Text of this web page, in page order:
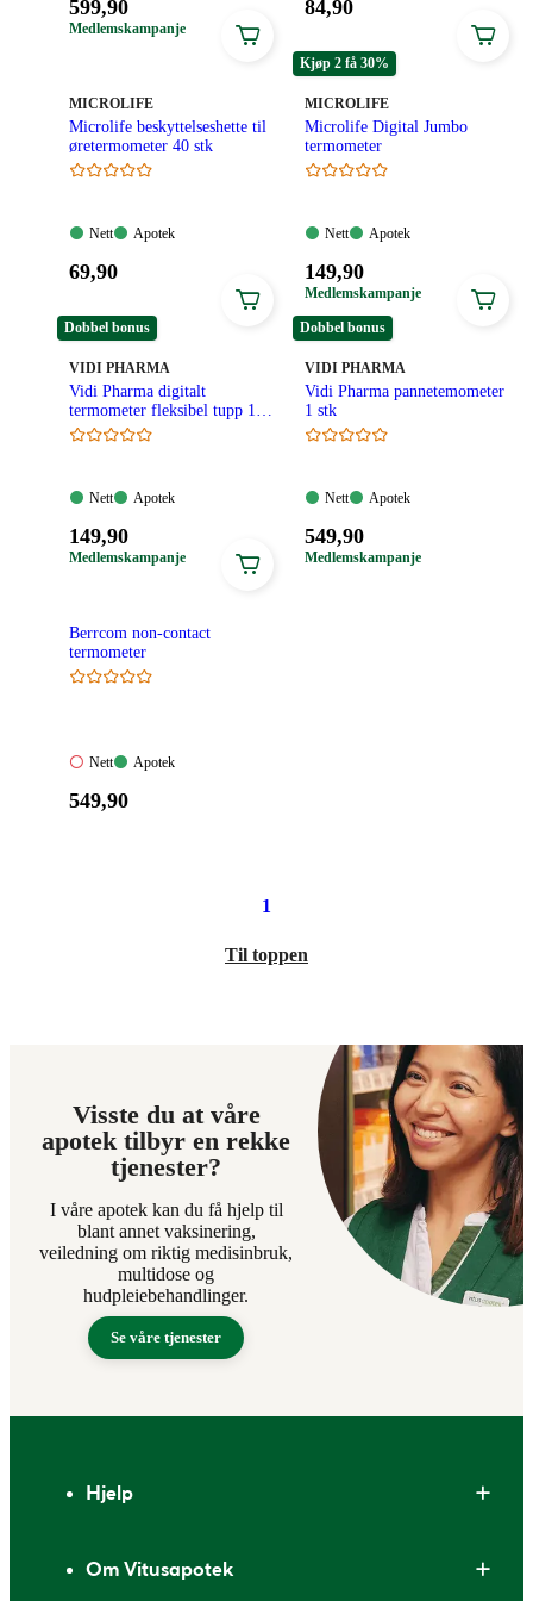
Pris:
599,90
599,90
Medlemskampanje
Pris:
kroner.
84,90
MERKE:
MICROLIFE
Microlife beskyttelseshette til
øretermometer 40 stk
Nett:
Nett
Apotek:
Apotek
Pris:
kroner.
69,90
Kjøp 2 få 30%
MERKE:
MICROLIFE
Microlife Digital Jumbo
termometer
Nett:
Nett
Apotek:
Apotek
Pris:
149,90
kroner.
149,90
Medlemskampanje
Dobbel bonus
MERKE:
VIDI PHARMA
Vidi Pharma digitalt
termometer fleksibel tupp 1
stk
Nett:
Nett
Apotek:
Apotek
Pris:
149,90
149,90
Medlemskampanje
Dobbel bonus
MERKE:
VIDI PHARMA
Vidi Pharma pannetemometer
1 stk
Nett:
Nett
Apotek:
Apotek
Pris:
549,90
549,90
Medlemskampanje
Berrcom non-contact
termometer
Nett:
tilgjengelig
Nett
Apotek:
Apotek
Pris:
549,90
1
Til toppen
Visste du at våre
apotek tilbyr en rekke
tjenester?
I våre apotek kan du få hjelp til
blant annet vaksinering,
veiledning om riktig medisinbruk,
multidose og
hudpleiebehandlinger.
Se våre tjenester
Hjelp
Om Vitusapotek